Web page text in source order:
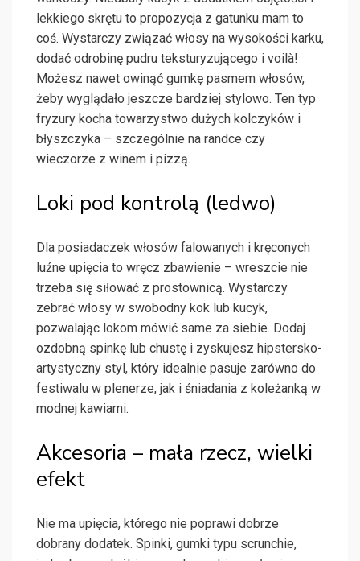
lekkiego skrętu to propozycja z gatunku mam to
coś. Wystarczy związać włosy na wysokości karku,
dodać odrobinę pudru teksturyzującego i voilà!
Możesz nawet owinąć gumkę pasmem włosów,
żeby wyglądało jeszcze bardziej stylowo. Ten typ
fryzury kocha towarzystwo dużych kolczyków i
błyszczyka – szczególnie na randce czy
wieczorze z winem i pizzą.
Loki pod kontrolą (ledwo)
Dla posiadaczek włosów falowanych i kręconych
luźne upięcia to wręcz zbawienie – wreszcie nie
trzeba się siłować z prostownicą. Wystarczy
zebrać włosy w swobodny kok lub kucyk,
pozwalając lokom mówić same za siebie. Dodaj
ozdobną spinkę lub chustę i zyskujesz hipstersko-
artystyczny styl, który idealnie pasuje zarówno do
festiwalu w plenerze, jak i śniadania z koleżanką w
modnej kawiarni.
Akcesoria – mała rzecz, wielki
efekt
Nie ma upięcia, którego nie poprawi dobrze
dobrany dodatek. Spinki, gumki typu scrunchie,